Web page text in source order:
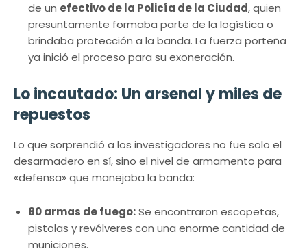
de un efectivo de la Policía de la Ciudad, quien
presuntamente formaba parte de la logística o
brindaba protección a la banda. La fuerza porteña
ya inició el proceso para su exoneración.
Lo incautado: Un arsenal y miles de
repuestos
Lo que sorprendió a los investigadores no fue solo el
desarmadero en sí, sino el nivel de armamento para
«defensa» que manejaba la banda:
80 armas de fuego:Se encontraron escopetas,
pistolas y revólveres con una enorme cantidad de
municiones.